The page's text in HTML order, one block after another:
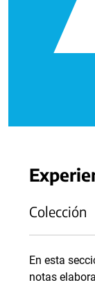
Colección
En esta
notas